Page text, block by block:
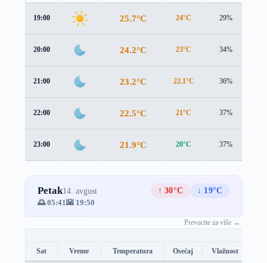
19:00 25.7°C 24°C 29%
20:00 24.2°C 23°C 34%
21:00 23.2°C 22.1°C 36%
22:00 22.5°C 21°C 37%
23:00 21.9°C 20°C 37%
Petak14. avgust ↑ 30°C
↓ 19°C
🌅 05:41🌇 19:50
Prevucite za više →
Sat Vreme Temperatura Osećaj Vlažnost